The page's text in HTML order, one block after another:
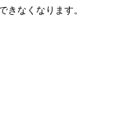
きなくなります。